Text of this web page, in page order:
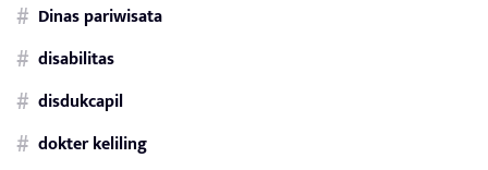
Dinas pariwisata
disabilitas
disdukcapil
dokter keliling